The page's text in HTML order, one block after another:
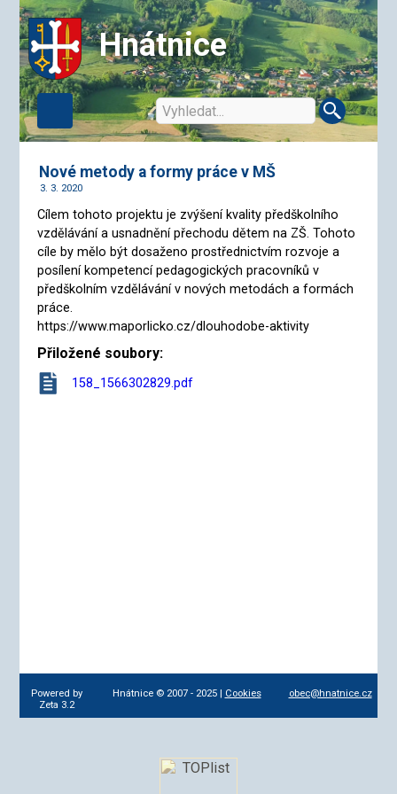
Hnátnice
Nové metody a formy práce v MŠ
3. 3. 2020
Cílem tohoto projektu je zvýšení kvality předškolního
vzdělávání a usnadnění přechodu dětem na ZŠ. Tohoto
cíle by mělo být dosaženo prostřednictvím rozvoje a
posílení kompetencí pedagogických pracovníků v
předškolním vzdělávání v nových metodách a formách
práce.
https://www.maporlicko.cz/dlouhodobe-aktivity
Přiložené soubory:
158_1566302829.pdf
Powered by
Zeta 3.2
Hnátnice © 2007 - 2025 | Cookies obec@hnatnice.cz